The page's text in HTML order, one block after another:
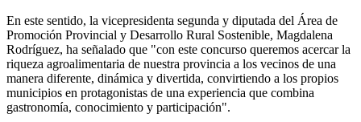
En este sentido, la vicepresidenta segunda y diputada del Área de
Promoción Provincial y Desarrollo Rural Sostenible, Magdalena
Rodríguez, ha señalado que "con este concurso queremos acercar la
riqueza agroalimentaria de nuestra provincia a los vecinos de una
manera diferente, dinámica y divertida, convirtiendo a los propios
municipios en protagonistas de una experiencia que combina
gastronomía, conocimiento y participación".